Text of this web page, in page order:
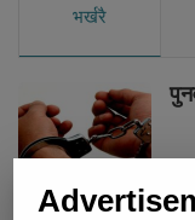
भर्खरै